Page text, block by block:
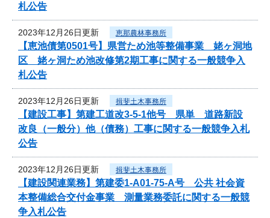
札公告
2023年12月26日更新 恵那農林事務所
【恵池債第0501号】県営ため池等整備事業 姥ヶ洞地
区 姥ヶ洞ため池改修第2期工事に関する一般競争入
札公告
2023年12月26日更新 揖斐土木事務所
【建設工事】第建工道改3-5-1他号 県単 道路新設
改良（一般分）他（債務）工事に関する一般競争入札
公告
2023年12月26日更新 揖斐土木事務所
【建設関連業務】第建委1-A01-75-A号 公共 社会資
本整備総合交付金事業 測量業務委託に関する一般競
争入札公告